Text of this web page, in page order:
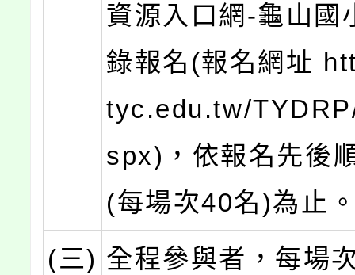
資源入口網-龜山國
錄報名(報名網址
tyc.edu.tw/
spx)，依報名先後
(每場次40名)為止
(三) 全程參與者，每場